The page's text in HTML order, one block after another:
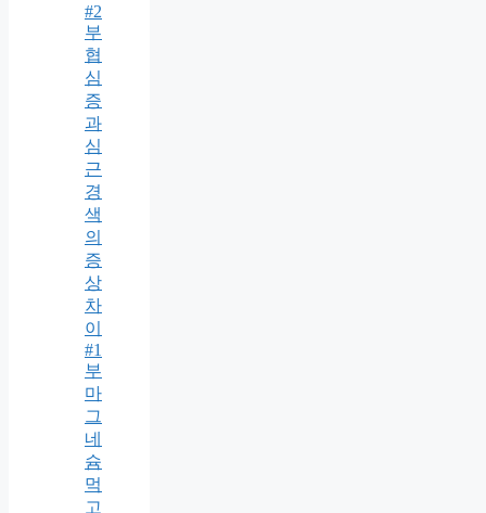
#2
부
협
심
증
과
심
근
경
색
의
증
상
차
이
#1
부
마
그
네
슘
먹
고